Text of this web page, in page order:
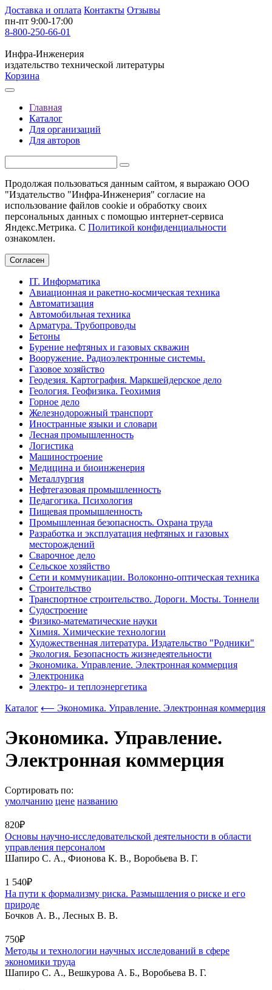
Доставка и оплата Контакты Отзывы
пн-пт 9:00-17:00
8-800-250-66-01
Инфра-Инженерия
издательство технической литературы
Корзина
Главная
Каталог
Для организаций
Для авторов
Продолжая пользоваться данным сайтом, я выражаю ООО
"Издательство "Инфра-Инженерия" согласие на
использование файлов cookie и обработку своих
персональных данных с помощью интернет-сервиса
Яндекс.Метрика. С Политикой конфиденциальности
ознакомлен.
Согласен
IT. Информатика
Авиационная и ракетно-космическая техника
Автоматизация
Автомобильная техника
Арматура. Трубопроводы
Бетоны
Бурение нефтяных и газовых скважин
Вооружение. Радиоэлектронные системы.
Газовое хозяйство
Геодезия. Картография. Маркшейдерское дело
Геология. Геофизика. Геохимия
Горное дело
Железнодорожный транспорт
Иностранные языки и словари
Лесная промышленность
Логистика
Машиностроение
Медицина и биоинженерия
Металлургия
Нефтегазовая промышленность
Педагогика. Психология
Пищевая промышленность
Промышленная безопасность. Охрана труда
Разработка и эксплуатация нефтяных и газовых
месторождений
Сварочное дело
Сельское хозяйство
Сети и коммуникации. Волоконно-оптическая техника
Строительство
Транспортное строительство. Дороги. Мосты. Тоннели
Судостроение
Физико-математические науки
Химия. Химические технологии
Художественная литература. Издательство "Родники"
Экология. Безопасность жизнедеятельности
Экономика. Управление. Электронная коммерция
Электроника
Электро- и теплоэнергетика
Каталог ⟵ Экономика. Управление. Электронная коммерция
Экономика. Управление.
Электронная коммерция
Сортировать по:
умолчанию цене названию
820₽
Основы научно-исследовательской деятельности в области
управления персоналом
Шапиро С. А., Фионова К. В., Воробьева В. Г.
1 540₽
На пути к формализму риска. Размышления о риске и его
природе
Бочков А. В., Лесных В. В.
750₽
Методы и технологии научных исследований в сфере
экономики труда
Шапиро С. А., Вешкурова А. Б., Воробьева В. Г.